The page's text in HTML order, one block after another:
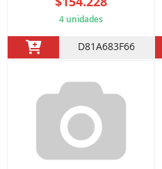
4 unidades
D81A683F66